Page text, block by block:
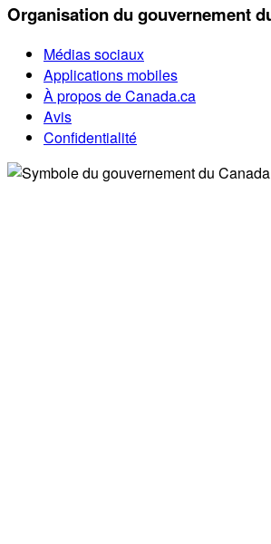
Organisation du gouvernement
Médias sociaux
Applications mobiles
À propos de Canada.ca
Avis
Confidentialité